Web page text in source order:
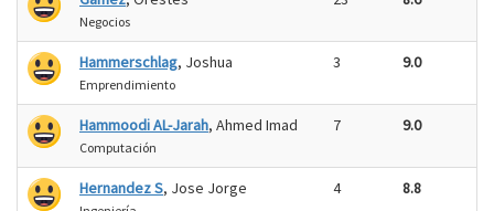
Negocios
Hammerschlag, Joshua
Emprendimiento
3 9.0
Hammoodi AL-Jarah, Ahmed Imad
Computación
7 9.0
Hernandez S, Jose Jorge 4 8.8